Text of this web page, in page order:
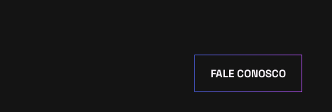
FALE CONOSCO